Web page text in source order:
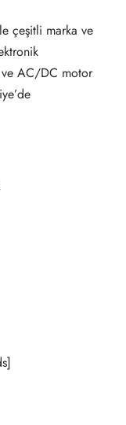
çeşitli marka ve
ve AC/DC motor